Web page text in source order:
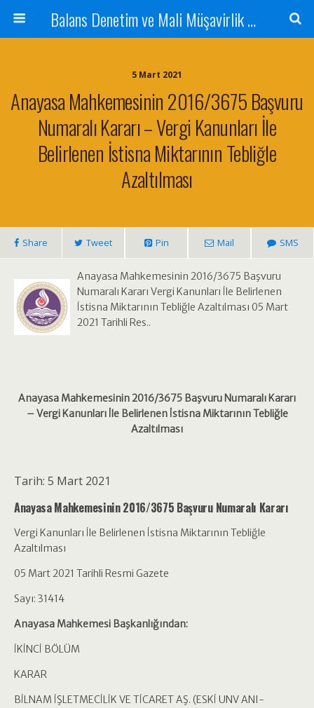
Balans Denetim ve Mali Müşavirlik Hizmetleri
5 Mart 2021
Anayasa Mahkemesinin 2016/3675 Başvuru
Numaralı Kararı – Vergi Kanunları İle
Belirlenen İstisna Miktarının Tebliğle
Azaltılması
Share Tweet Pin Mail SMS
Anayasa Mahkemesinin 2016/3675 Başvuru
Numaralı Kararı Vergi Kanunları İle Belirlenen
İstisna Miktarının Tebliğle Azaltılması 05 Mart
2021 Tarihli Res..
Anayasa Mahkemesinin 2016/3675 Başvuru Numaralı Kararı
– Vergi Kanunları İle Belirlenen İstisna Miktarının Tebliğle
Azaltılması
Tarih: 5 Mart 2021
Anayasa Mahkemesinin 2016/3675 Başvuru Numaralı Kararı
Vergi Kanunları İle Belirlenen İstisna Miktarının Tebliğle
Azaltılması
05 Mart 2021 Tarihli Resmi Gazete
Sayı: 31414
Anayasa Mahkemesi Başkanlığından:
İKİNCİ BÖLÜM
KARAR
BİLNAM İŞLETMECİLİK VE TİCARET AŞ. (ESKİ UNV ANI-